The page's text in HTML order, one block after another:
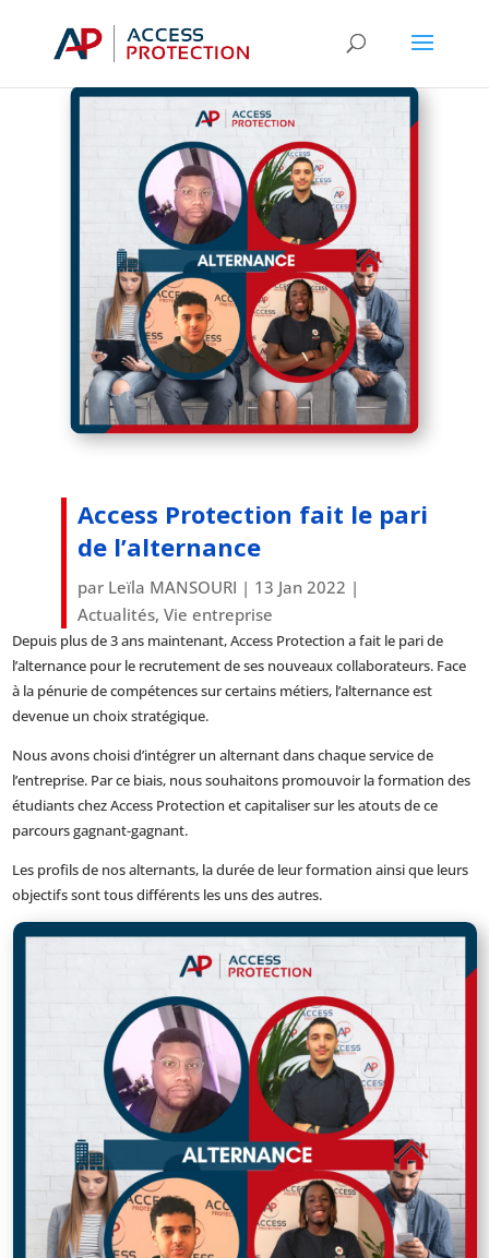
Catégories
Access Protection fait le pari
de l’alternance
par Leïla MANSOURI | 13 Jan 2022 |
Actualités, Vie entreprise
Depuis plus de 3 ans maintenant, Access Protection a fait le pari de
l’alternance pour le recrutement de ses nouveaux collaborateurs. Face
à la pénurie de compétences sur certains métiers, l’alternance est
devenue un choix stratégique.
Nous avons choisi d’intégrer un alternant dans chaque service de
l’entreprise. Par ce biais, nous souhaitons promouvoir la formation des
étudiants chez Access Protection et capitaliser sur les atouts de ce
parcours gagnant-gagnant.
Les profils de nos alternants, la durée de leur formation ainsi que leurs
objectifs sont tous différents les uns des autres.